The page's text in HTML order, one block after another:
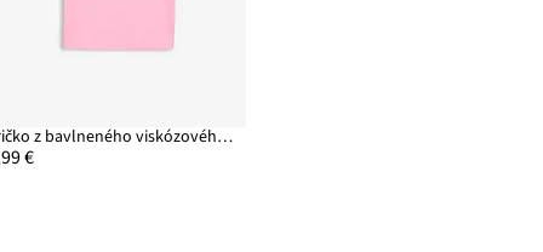
Tričko z bavlneného viskózového mixu
€